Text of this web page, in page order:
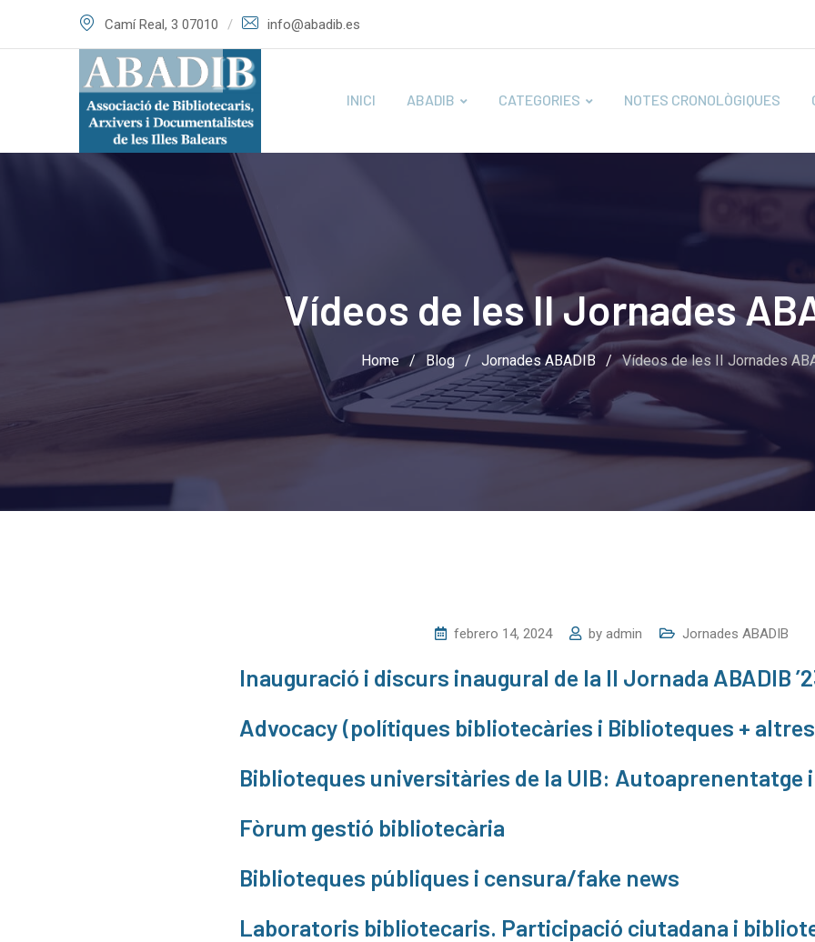
Camí Real, 3 07010 info@abadib.es
INICI ABADIB CATEGORIES NOTES CRONOLÒGIQUES
Vídeos de les II Jornades
Home / Blog / Jornades ABADIB / Vídeos de les II Jornades
febrero 14, 2024 by admin Jornades ABADIB
Inauguració i discurs inaugural de la II Jornada ABADIB
Advocacy (polítiques bibliotecàries i Biblioteques +
Biblioteques universitàries de la UIB: Autoaprenentatge
Fòrum gestió bibliotecària
Biblioteques públiques i censura/fake news
Laboratoris bibliotecaris. Participació ciutadana i